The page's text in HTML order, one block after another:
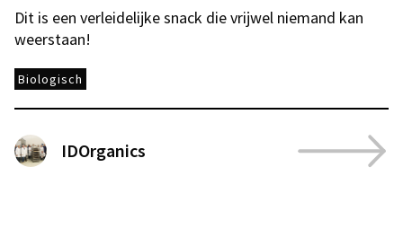
Dit is een verleidelijke snack die vrijwel niemand kan
weerstaan!
Biologisch
IDOrganics